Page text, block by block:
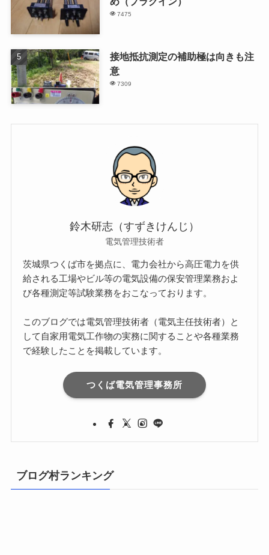
7475
接地抵抗測定の補助極は向きも注
意
7309
鈴木研志（すずきけんじ）
電気管理技術者
茨城県つくば市を拠点に、電力会社から高圧電力を供
給される工場やビル等の電気設備の保安管理業務およ
び各種測定等試験業務をおこなっております。
このブログでは電気管理技術者（電気主任技術者）と
して自家用電気工作物の実務に関することや各種業務
で経験したことを掲載しています。
つくば電気管理事務所
ブログ村ランキング